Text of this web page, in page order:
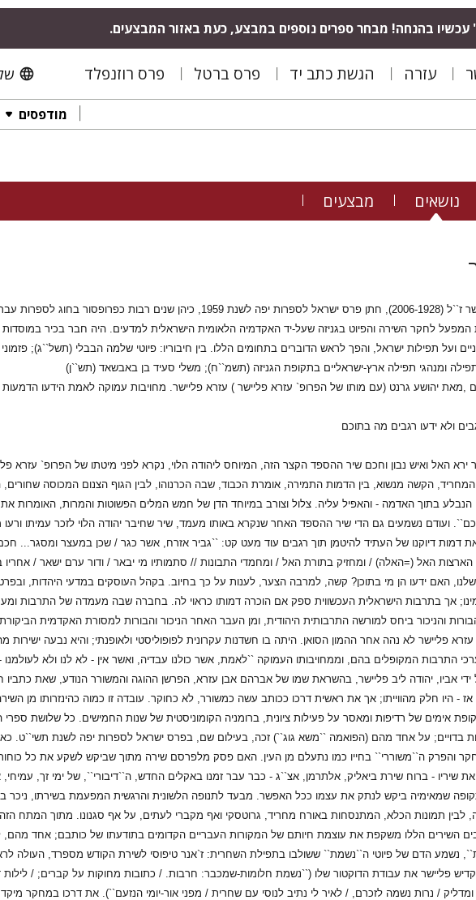
עכשיו בהנחה! מבחר ספרים נוספים במבצע, כעת באזור המבצעים.
עזרה הגשת כתב יד פרס ברטל פרס רוזנפלד
מודפסים
נושאים מבצעים
מחבר הספר, עזרא פליישר ז``ל (2006-1928), חתן פרס ישראל לספרות יפה לשנת 1959,
לחקר השירה והפיוט בגניזה שעל-יד האקדמיה הלאומית הישראלית למדעים. היה חבר בכיר במוסדות
ועל תפילות ישראל, והפך לראש הדוברים בתחומים הללו. בין חיבוריו: פיוטי שלמה הבבלי (תשל``ג);
ומנהגי תפילה ארץ-ישראליים בתקופת הגניזה (תשמ``ח); משלי סעיד בן באבשאד (תש``ן)
,מאת יהושע גרנט (עם מותו של הפרופ` עזרא פליישר ) עזרא פליישר. מחויבות עמוקה לאמת הידעו
ולא ידעו רגבים מה בתוכם
ירא האל ואיש נבון וחכם שיר ההספד הקצר הזה, המיוחס ליהודה הלוי, נקרא לפני מיטתו של הפרופ`
הקשה מנשוא, בין הדמות התמירה, אומרת הכבוד, שבה הכרנוהו, לבין הגוף הצנום המכוסה
הנבלע בתוך האדמה - והאפיל עליה. צלול וצורב במיוחד הדן של חמש המלים הפשוטות והמרות, האומרות
ועודם נשמעים גם הדי שיר ההספד האחר שנקרא באותו מעמד, שיר שחיבר יהודה הלוי לזכר עמיתו
דמות דיוקנו של העתיד להיטמן תוך רגבים עוד מעט קט: ``גביר אזרח, אשר כגר / שכן במעצר ומסגר... חכם
הארצות האל (=האלה) / ומחזיק בתורת האל / ומחמדי התבונות // סתמותיו מי יבאר / ודור ערם ישאר / אחריו
האם ידעו הן מי בתוכן? קשה, למרבה הצער, לענות על כך בחיוב. בקהל העוסקים במדעי היהדות,
אך בתרבות הישראלית העכשווית ספק אם הוכרה דמותו כראוי לה. בחברה שבה מעמדה של התרבות
והניכור ביחס למורשה התרבותית היהודית, ומן העבר האחר הניכור והבורות למסורת האקדמית
עזרא פליישר לא נהה אחר ההמון הסואן. היתה בו חשדנות עקרונית לפופוליסטי ולאופנתי; והיא נבעה
התרבות המקופלים בהם, וממחויבותו העמוקה ``לאמת, אשר כולנו עבדיה, ואשר אין - לא לנו ולא
ידי אביו, יהודה ליב פליישר, בהשראת שמו של אברהם אבן עזרא, הפרשן ההוגה והמשורר הנודע, שאת כתביו
אז - היו חלק מהווייתו; אך את ראשית דרכו ככותב עשה כמשורר, לא כחוקר. עובדה זו כמוה כהינזרותו מן
אימים של רדיפות ומאסר על פעילות ציונית, ברומניה הקומוניסטית של שנות החמישים. כל שלושת
בדויים; על אחד מהם (הפואמה ``משא גוג``) זכה, בעילום שם, בפרס ישראל לספרות יפה לשנת תשי``ט.
והפרק ה``משוררי`` בחייו כמו נתעלם מן העין. האם פסק מלפרסם שירה מתוך שביקש לשקע את כל
שיריו - ברוח שירת ביאליק, אלתרמן, אצ``ג - כבר עבר זמנו באקלים החדש, ה``דיבורי``, של ימי זך, עמיחי,
שמאימיה ביקש לנתק את עצמו ככל האפשר. מבעד לתנופה הלשונית והרגשית המפעמת בשירתו, ניכר בה
לבין תמונות הכלא, המתנסחות באורח מחריד, גרוטסקי ואף מקברי לעתים, על אף סגנונו. מתוך המתח
השירים הללו משקפת את עוצמת חיותם של המקורות העבריים הקדומים בתודעתו של כותבם; אחד מהם,
נשמע הדם של פיוטי ה``נשמת`` ששולבו בתפילת השחרית: ז`אנר טיפוסי לשירת הקודש מספרד, העולה
פליישר את עבודת הדוקטור שלו (``נשמת חלומות-שמכבר: חרבות. / כתובות מחוקות על קברים; / לילות
/ נרות נשמה לזכרם, / לאיר לי נתיב לנוסי עם שחרית / מפני אור-יומי הנזעם``). את דרכו במחקר